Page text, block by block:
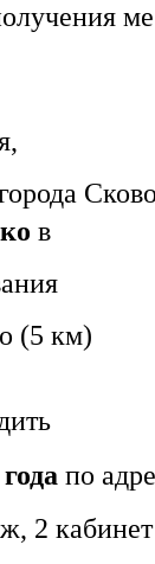
в
(5 км)
по
2 кабинет